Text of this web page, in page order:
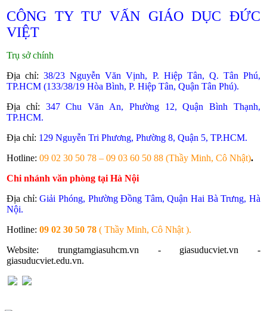
CÔNG TY TƯ VẤN GIÁO DỤC ĐỨC
VIỆT
Trụ sở chính
Địa chỉ:38/23 Nguyễn Văn Vịnh, P. Hiệp Tân, Q. Tân Phú,
TP.HCM (133/38/19 Hòa Bình, P. Hiệp Tân, Quận Tân Phú).
Địa chỉ: 347 Chu Văn An, Phường 12, Quận Bình Thạnh,
TP.HCM.
Địa chỉ: 129 Nguyễn Tri Phương, Phường 8, Quận 5, TP.HCM.
Hotline: 09 02 30 50 78 – 09 03 60 50 88 (Thầy Minh, Cô Nhật).
Chi nhánh văn phòng tại Hà Nội
Địa chỉ:Giải Phóng, Phường Đồng Tâm, Quận Hai Bà Trưng, Hà
Nội.
Hotline: 09 02 30 50 78 ( Thầy Minh, Cô Nhật ).
Website: trungtamgiasuhcm.vn - giasuducviet.vn -
giasuducviet.edu.vn.